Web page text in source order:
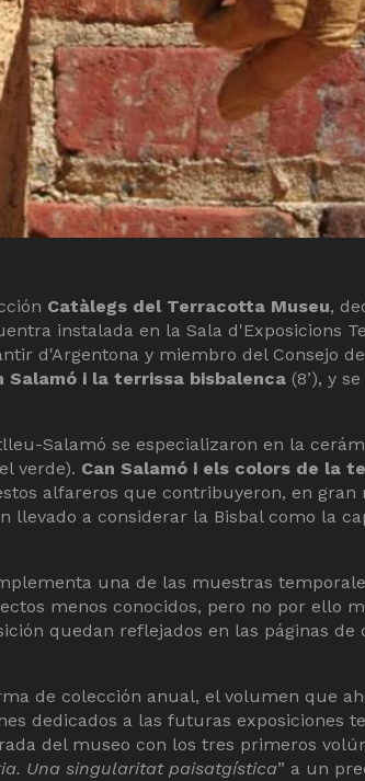
Catàlegs del Terracotta Museu,
instalada en la Sala d'Exposicions
d'Argentona y miembro del Consejo
Salamó i la terrissa bisbalenca (8’), y
Salamó se especializaron en la
verde). Can Salamó i els colors de la
alfareros que contribuyeron, en gran
a considerar la Bisbal como la
una de las muestras
menos conocidos, pero no por ello
quedan reflejados en las páginas de
de colección anual, el volumen que
dedicados a las futuras exposiciones
del museo con los tres primeros
Una singularitat paisatgística” a un